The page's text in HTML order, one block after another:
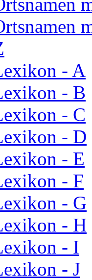
- A
- B
- C
- D
- E
- F
- G
- H
- I
- J